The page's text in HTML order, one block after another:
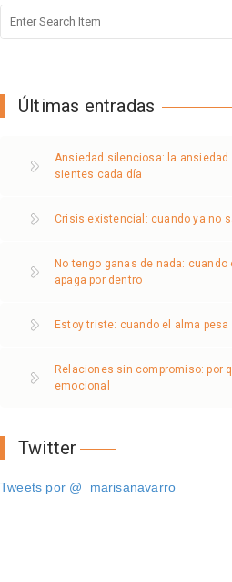
Últimas entradas
Ansiedad silenciosa: la ansiedad
sientes cada día
Crisis existencial: cuando ya no
No tengo ganas de nada:
apaga por dentro
Estoy triste: cuando el alma pesa
Relaciones sin compromiso: por
emocional
Twitter
Tweets por @_marisanavarro